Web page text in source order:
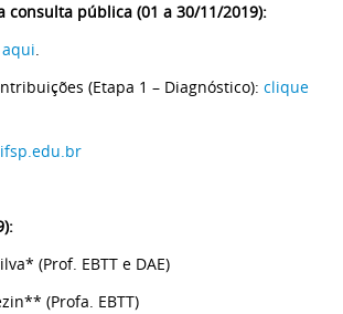
consulta pública (01 a 30/11/2019):
.
(Etapa 1 – Diagnóstico): clique
(Prof. EBTT e DAE)
(Profa. EBTT)